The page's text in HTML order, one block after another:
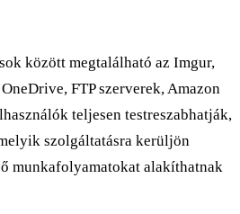
között megtalálható az Imgur,
FTP szerverek, Amazon
teljesen testreszabhatják,
szolgáltatásra kerüljön
munkafolyamatokat alakíthatnak